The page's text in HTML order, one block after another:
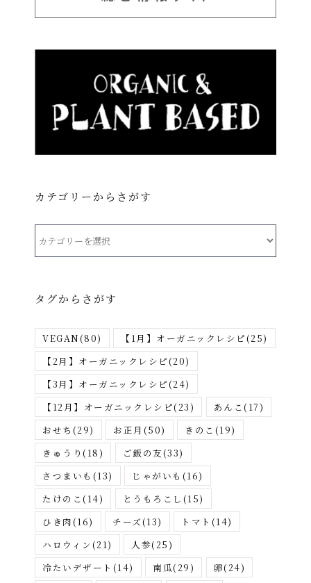
カテゴリーからさがす
ー
ら
が
す
タグからさがす
VEGAN(80) 【1月】オーガニックレシピ(25)
【2月】オーガニックレシピ(20)
【3月】オーガニックレシピ(24)
【12月】オーガニックレシピ(23) あんこ(17)
おせち (29) お正月 (50) きのこ (19)
きゅうり (18) ご飯の友(33)
さつまいも (13) じゃがいも (16)
たけのこ(14) とうもろこし (15)
ひき肉(16) チーズ(13) トマト (14)
ハロウィン(21) 人参(25)
冷たいデザート (14) 南瓜(29) 卵(24)